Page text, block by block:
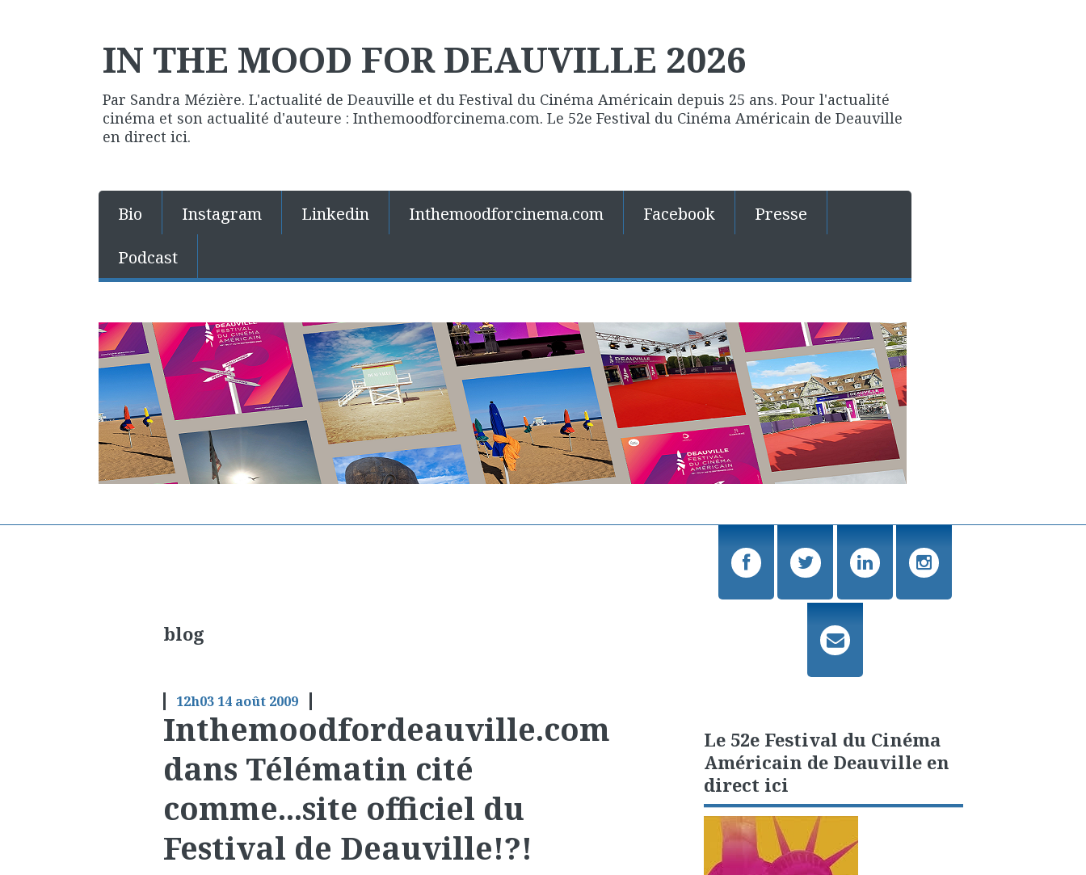
IN THE MOOD FOR DEAUVILLE 2026
Par Sandra Mézière. L'actualité de Deauville et du Festival du Cinéma Américain depuis 25 ans. Pour l'actualité
cinéma et son actualité d'auteure : Inthemoodforcinema.com. Le 52e Festival du Cinéma Américain de Deauville
en direct ici.
Bio Instagram Linkedin Inthemoodforcinema.com Facebook
Presse
Podcast
blog
12h03 14 août 2009
Inthemoodfordeauville.com
dans Télématin cité
comme...site officiel du
Festival de Deauville!?!
Le 52e Festival du Cinéma
Américain de Deauville en
direct ici